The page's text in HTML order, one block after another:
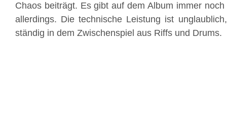
Chaos beiträgt. Es gibt auf dem Album immer
allerdings. Die technische Leistung ist
ständig in dem Zwischenspiel aus Riffs und Drums.